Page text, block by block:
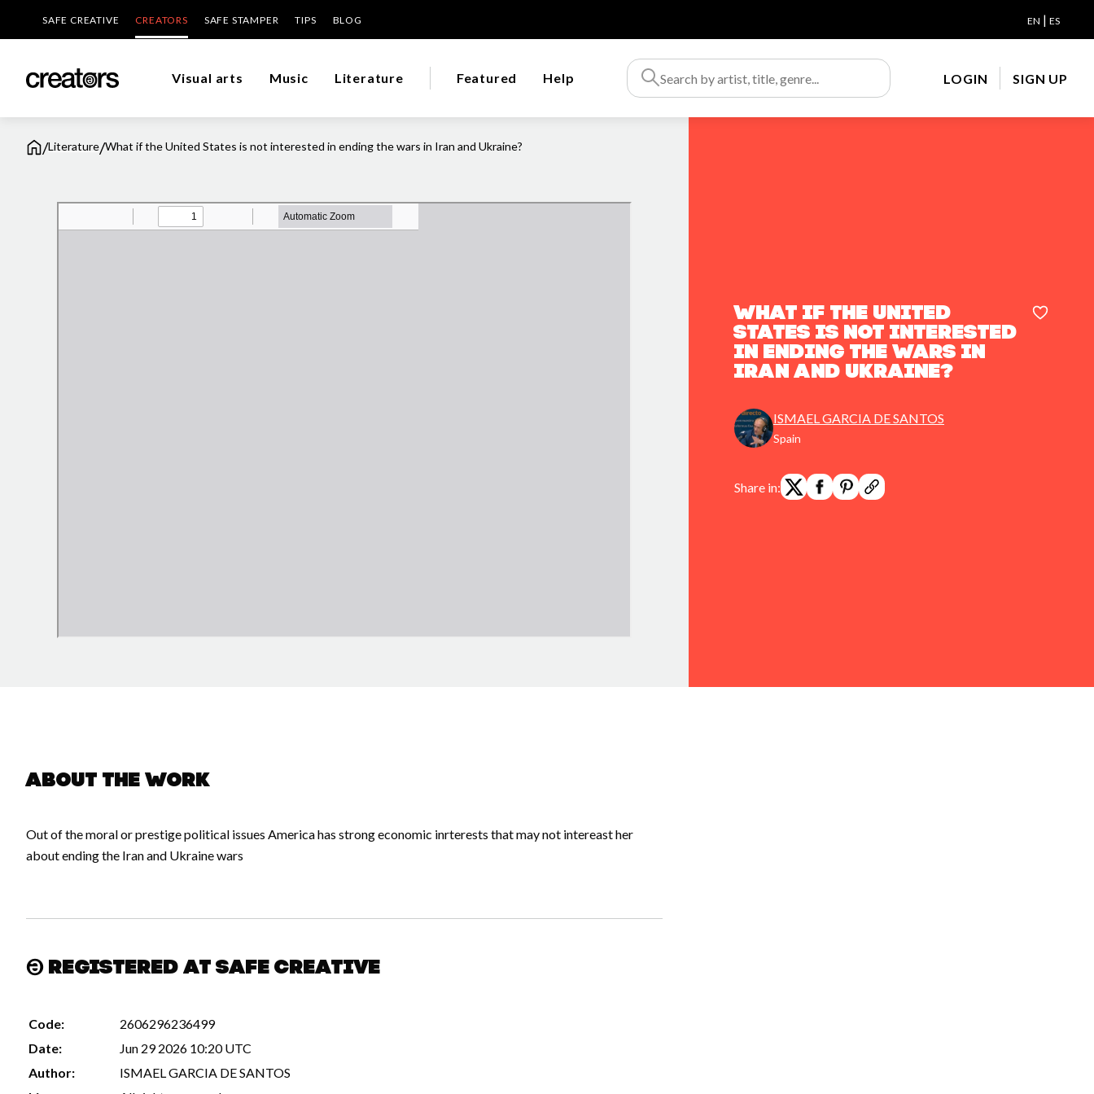
SAFE CREATIVE CREATORS SAFE STAMPER TIPS BLOG EN | ES
Visual arts Music Literature Featured Help LOGIN SIGN UP
/Literature/What if the United States is not interested in ending the wars in Iran and Ukraine?
What if the United
States is not interested
in ending the wars in
Iran and Ukraine?
ISMAEL GARCIA DE SANTOS
Spain
Share in:
About the work
Out of the moral or prestige political issues America has strong economic inrterests that may not intereast her
about ending the Iran and Ukraine wars
Registered at Safe Creative
Code:
2606296236499
Date:
Jun 29 2026 10:20 UTC
Author:
ISMAEL GARCIA DE SANTOS